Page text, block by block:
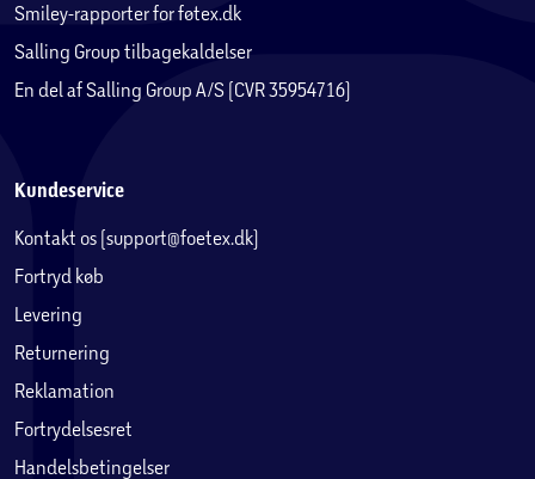
Smiley-rapporter for føtex.dk
Salling Group tilbagekaldelser
En del af Salling Group A/S (CVR 35954716)
Kundeservice
Kontakt os (support@foetex.dk)
Fortryd køb
Levering
Returnering
Reklamation
Fortrydelsesret
Handelsbetingelser